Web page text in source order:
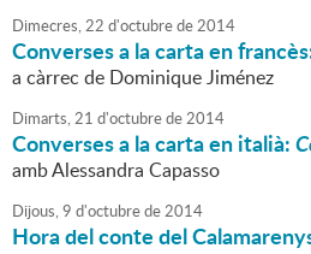
Dimecres,22 d'octubrede2014
Converses a la carta en
a càrrec de Dominique Jiménez
Dimarts,21 d'octubrede2014
Converses a la carta en italià:
amb Alessandra Capasso
Dijous,9 d'octubrede2014
Hora del conte del